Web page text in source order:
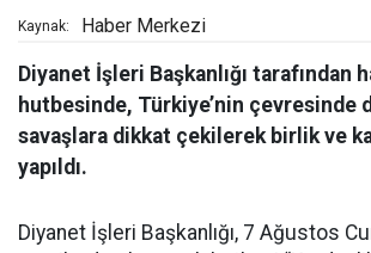
Kaynak: Haber Merkezi
Diyanet İşleri Başkanlığı tarafından
hutbesinde, Türkiye’nin çevresinde
savaşlara dikkat çekilerek birlik ve
yapıldı.
Diyanet İşleri Başkanlığı, 7 Ağustos